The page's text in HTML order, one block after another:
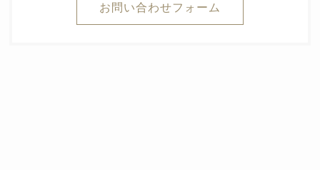
お問い合わせフォーム